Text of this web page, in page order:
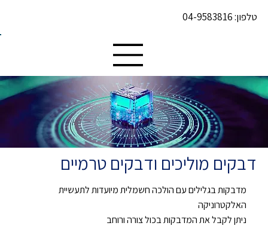
טלפון:04-9583816
דבקים מוליכים ודבקים טרמיים
מדבקות בגלילים עם הולכה חשמלית מיועדות לתעשיית
האלקטרוניקה
ניתן לקבל את המדבקות בכול צורה ורוחב